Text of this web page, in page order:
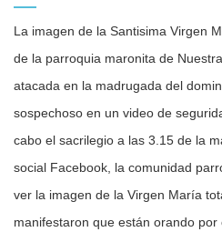
La imagen de la Santisima Virgen
de la parroquia maronita de
atacada en la madrugada del
sospechoso en un video de
cabo el sacrilegio a las 3.15 de la
social Facebook, la comunidad
ver la imagen de la Virgen María
manifestaron que están orando